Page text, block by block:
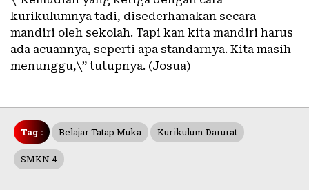
kurikulumnya tadi, disederhanakan secara
mandiri oleh sekolah. Tapi kan kita mandiri harus
ada acuannya, seperti apa standarnya. Kita masih
menunggu,\” tutupnya. (Josua)
Tag : Belajar Tatap Muka Kurikulum Darurat
SMKN 4